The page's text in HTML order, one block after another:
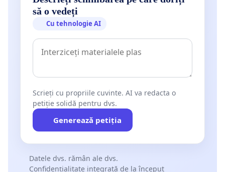
să o vedeți
Cu tehnologie AI
Scrieți cu propriile cuvinte. AI va redacta o
petiție solidă pentru dvs.
Generează petiția
Datele dvs. rămân ale dvs.
Confidențialitate integrată de la început